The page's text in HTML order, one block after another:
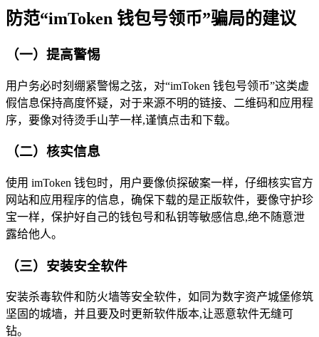
防范“imToken 钱包号领币”骗局的建议
（一）提高警惕
用户务必时刻绷紧警惕之弦，对“imToken 钱包号领币”这类虚
假信息保持高度怀疑，对于来源不明的链接、二维码和应用程
序，要像对待烫手山芋一样,谨慎点击和下载。
（二）核实信息
使用 imToken 钱包时，用户要像侦探破案一样，仔细核实官方
网站和应用程序的信息，确保下载的是正版软件，要像守护珍
宝一样，保护好自己的钱包号和私钥等敏感信息,绝不随意泄
露给他人。
（三）安装安全软件
安装杀毒软件和防火墙等安全软件，如同为数字资产城堡修筑
坚固的城墙，并且要及时更新软件版本,让恶意软件无缝可
钻。